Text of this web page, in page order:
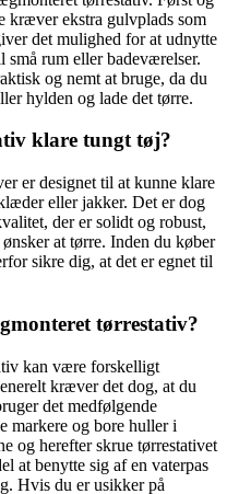
kræver ekstra gulvplads som
det mulighed for at udnytte
rum eller badeværelser.
og nemt at bruge, da du
hylden og lade det tørre.
klare tungt tøj?
er designet til at kunne klare
eller jakker. Det er dog
der er solidt og robust,
at tørre. Inden du køber
sikre dig, at det er egnet til
tørrestativ?
kan være forskelligt
kræver det dog, at du
det medfølgende
markere og bore huller i
og herefter skrue tørrestativet
at benytte sig af en vaterpas
Hvis du er usikker på